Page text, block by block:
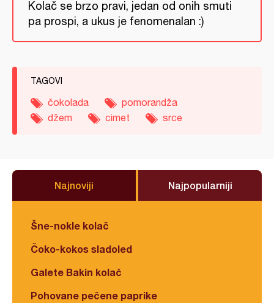
Kolač se brzo pravi, jedan od onih smuti
pa prospi, a ukus je fenomenalan :)
TAGOVI
čokolada
pomorandža
džem
cimet srce
Najnoviji Najpopularniji
Šne-nokle kolač
Čoko-kokos sladoled
Galete Bakin kolač
Pohovane pečene paprike